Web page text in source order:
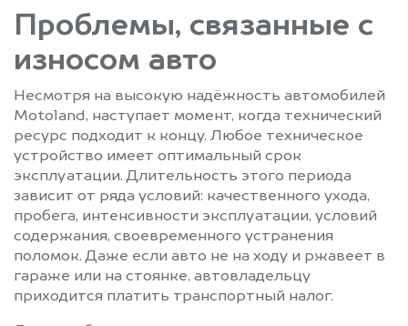
Проблемы, связанные с
износом авто
Несмотря на высокую надёжность автомобилей
Motoland, наступает момент, когда технический
ресурс подходит к концу. Любое техническое
устройство имеет оптимальный срок
эксплуатации. Длительность этого периода
зависит от ряда условий: качественного ухода,
пробега, интенсивности эксплуатации, условий
содержания, своевременного устранения
поломок. Даже если авто не на ходу и ржавеет в
гараже или на стоянке, автовладельцу
приходится платить транспортный налог.